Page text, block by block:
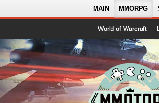
MAIN MMORPG
World of Warcraft